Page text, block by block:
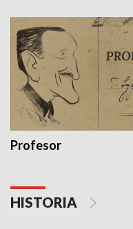
Profesor
HISTORIA